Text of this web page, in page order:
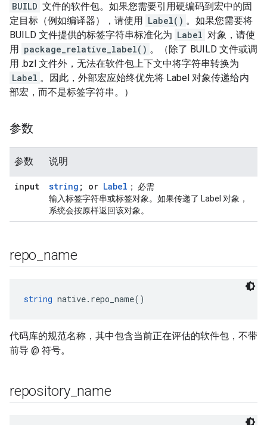
BUILD 文件的软件包。如果您需要引用硬编码到宏中的固
定目标（例如编译器），请使用 Label() 。如果您需要将
BUILD 文件提供的标签字符串标准化为 Label 对象，请使
用 package_relative_label() 。（除了 BUILD 文件或调
用 .bzl 文件外，无法在软件包上下文中将字符串转换为
Label 。因此，外部宏应始终优先将 Label 对象传递给内
部宏，而不是标签字符串。）
参数
参数 说明
input string ; or Label ； 必需
输入标签字符串或标签对象。如果传递了 Label 对象，
系统会按原样返回该对象。
repo name
string native.repo_name()
代码库的规范名称，其中包含当前正在评估的软件包，不带
前导 @ 符号。
repository_ name